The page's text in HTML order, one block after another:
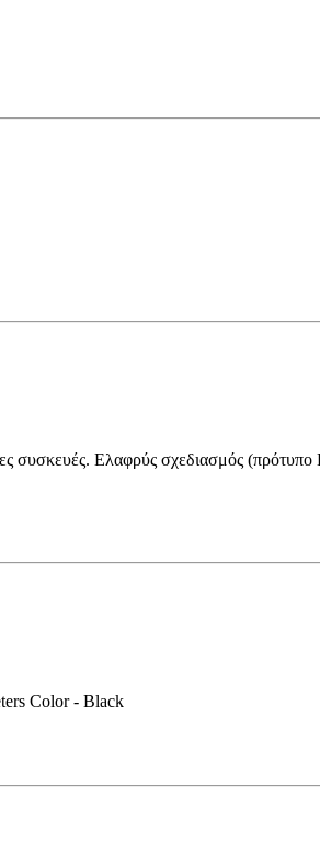
συσκευές. Ελαφρύς σχεδιασμός
Color - Black